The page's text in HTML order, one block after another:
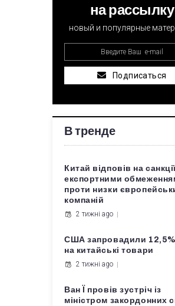
на рассылку
новый и популярные
Подписаться
В тренде
Китай відповів на
експортними
проти низки
компаній
2 тижні ago
США запровадили
на китайські товари
2 тижні ago
Ван Ї провів зустріч із
міністром закордонних